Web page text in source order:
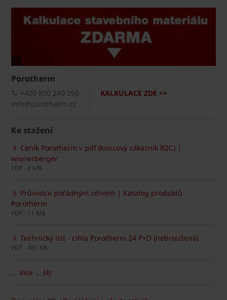
Porotherm
KALKULACE ZDE >>
+420 800 240 250
info@porotherm.cz
Ke stažení
Ceník Porotherm v pdf (koncový zákazník B2C) |
wienerberger
PDF - 8 MB
Průvodce pořádným zdivem | Katalog produktů
Porotherm
PDF - 11 MB
Technický list - cihla Porotherm 24 P+D (nebroušená)
PDF - 360 KB
... Více ... (4)